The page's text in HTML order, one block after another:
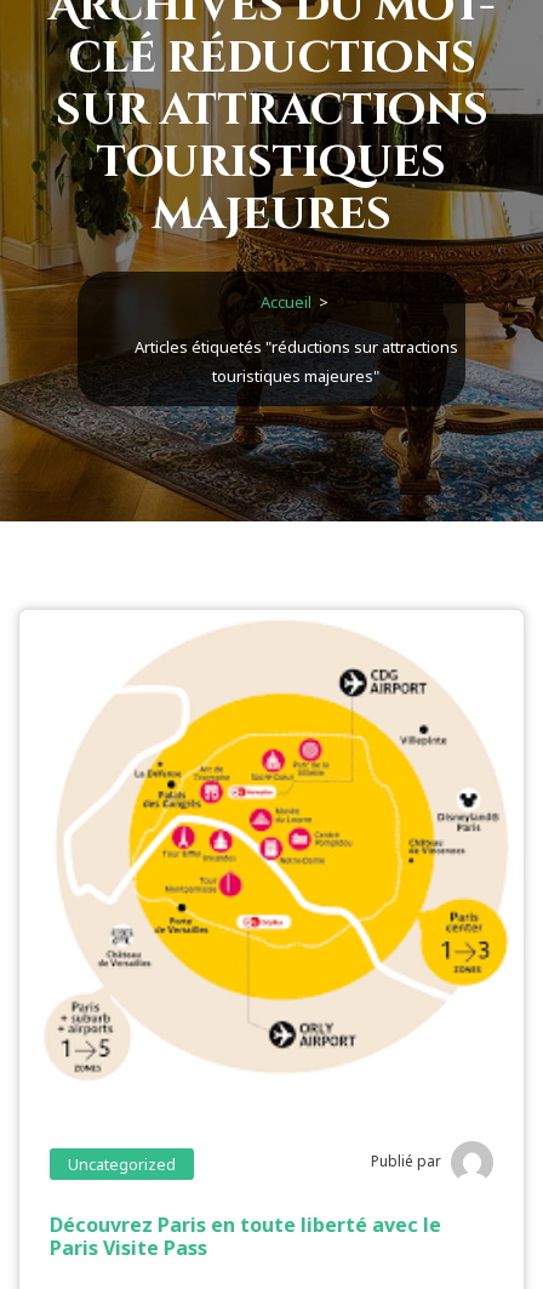
clé réductions
sur attractions
touristiques
majeures
Accueil >
Articles étiquetés "réductions sur attractions
touristiques majeures"
Uncategorized Publié par
Découvrez Paris en toute liberté avec le
Paris Visite Pass